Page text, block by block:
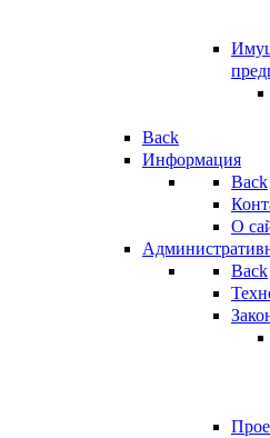
Back
Информация
Back
О
Back